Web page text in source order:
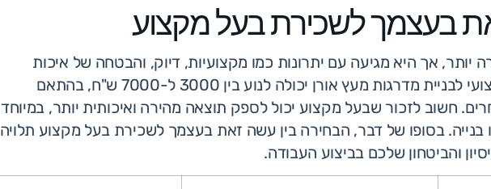
בעצמך לשכירת בעל מקצוע
יותר, אך היא מגיעה עם יתרונות כמו מקצועיות, דיוק, והבטחה של איכות
העבודה. עלות העבודה של נגר מקצועי לבניית מדרגות מעץ אורן יכולה לנוע בין 3000 ל-7000 ש"ח, בהתאם
חשוב לזכור שבעל מקצוע יכול לספק תוצאה מהירה ואיכותית יותר, במיוחד
בנייה. בסופו של דבר, הבחירה בין עשה זאת בעצמך לשכירת בעל מקצוע תלויה
והביטחון שלכם בביצוע העבודה.